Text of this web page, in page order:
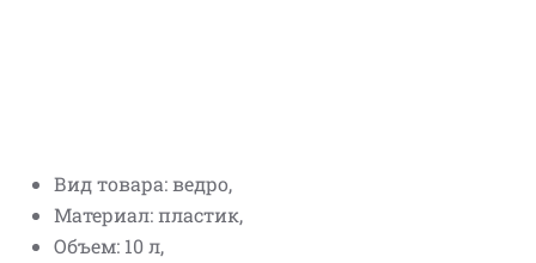
Вид товара: ведро,
Материал: пластик,
Объем: 10 л,